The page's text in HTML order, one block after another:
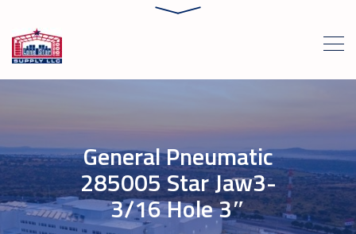
General Pneumatic
285005 Star Jaw3-
3/16 Hole 3″